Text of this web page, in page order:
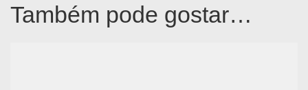
Também pode gostar…